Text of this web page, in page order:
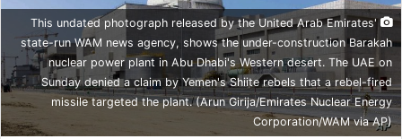
This undated photograph released by the United Arab Emirates'
state-run WAM news agency, shows the under-construction Barakah
nuclear power plant in Abu Dhabi's Western desert. The UAE on
Sunday denied a claim by Yemen's Shiite rebels that a rebel-fired
missile targeted the plant. (Arun Girija/Emirates Nuclear Energy
Corporation/WAM via AP)